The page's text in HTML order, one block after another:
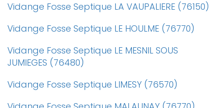
Vidange Fosse Septique LA VAUPALIERE (76150)
Vidange Fosse Septique LE HOULME (76770)
Vidange Fosse Septique LE MESNIL SOUS
JUMIEGES (76480)
Vidange Fosse Septique LIMESY (76570)